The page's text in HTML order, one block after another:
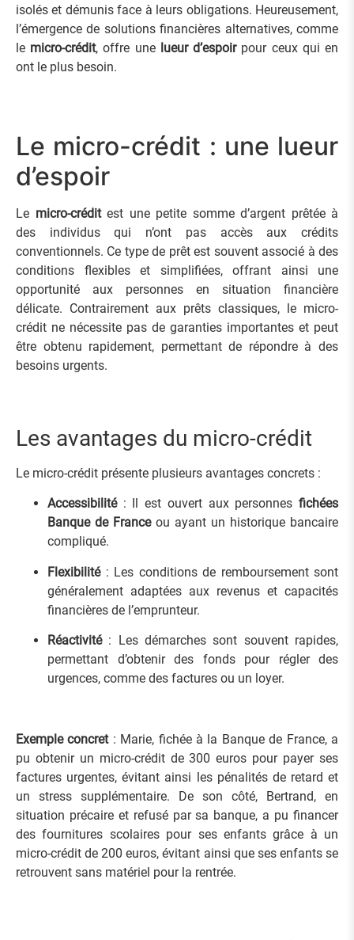
isolés et démunis face à leurs obligations. Heureusement,
l’émergence de solutions financières alternatives, comme
le micro-crédit, offre une lueur d’espoirpour ceux qui en
ont le plus besoin.
Le micro-crédit : une lueur
d’espoir
Le micro-créditest une petite somme d’argent prêtée à
des individus qui n’ont pas accès aux crédits
conventionnels. Ce type de prêt est souvent associé à des
conditions flexibles et simplifiées, offrant ainsi une
opportunité aux personnes en situation financière
délicate. Contrairement aux prêts classiques, le micro-
crédit ne nécessite pas de garanties importantes et peut
être obtenu rapidement, permettant de répondre à des
besoins urgents.
Les avantages du micro-crédit
Le micro-crédit présente plusieurs avantages concrets :
Accessibilité: Il est ouvert aux personnes fichées
Banque de Franceou ayant un historique bancaire
compliqué.
Flexibilité: Les conditions de remboursement sont
généralement adaptées aux revenus et capacités
financières de l’emprunteur.
Réactivité: Les démarches sont souvent rapides,
permettant d’obtenir des fonds pour régler des
urgences, comme des factures ou un loyer.
Exemple concret: Marie, fichée à la Banque de France, a
pu obtenir un micro-crédit de 300 euros pour payer ses
factures urgentes, évitant ainsi les pénalités de retard et
un stress supplémentaire. De son côté, Bertrand, en
situation précaire et refusé par sa banque, a pu financer
des fournitures scolaires pour ses enfants grâce à un
micro-crédit de 200 euros, évitant ainsi que ses enfants se
retrouvent sans matériel pour la rentrée.